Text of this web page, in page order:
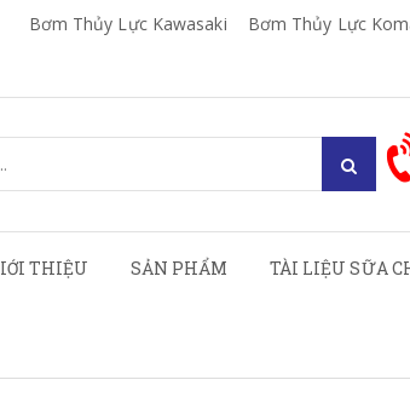
Bơm Thủy Lực Kawasaki Bơm Thủy Lực
THIỆU SẢN PHẨM TÀI LIỆU SỮA